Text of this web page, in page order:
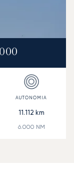
11.112 km
6.000 NM